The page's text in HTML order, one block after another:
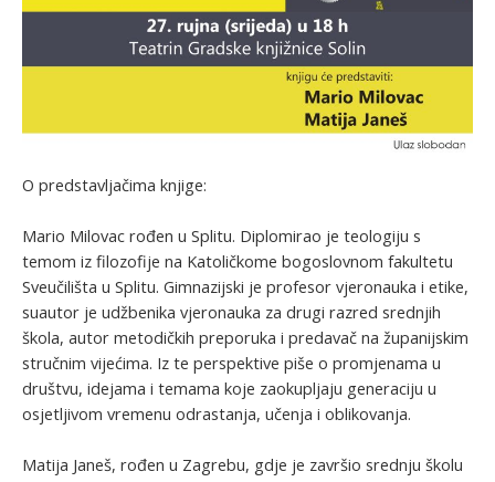
O predstavljačima knjige:
Mario Milovac rođen u Splitu. Diplomirao je teologiju s
temom iz filozofije na Katoličkome bogoslovnom fakultetu
Sveučilišta u Splitu. Gimnazijski je profesor vjeronauka i etike,
suautor je udžbenika vjeronauka za drugi razred srednjih
škola, autor metodičkih preporuka i predavač na županijskim
stručnim vijećima. Iz te perspektive piše o promjenama u
društvu, idejama i temama koje zaokupljaju generaciju u
osjetljivom vremenu odrastanja, učenja i oblikovanja.
Matija Janeš, rođen u Zagrebu, gdje je završio srednju školu